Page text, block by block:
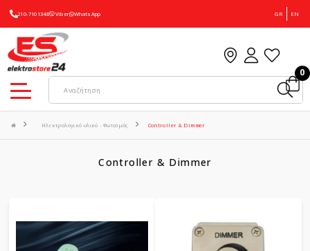
210-7101348 Viber WhatsApp GR EN
0
Ηλεκτρολογικό υλικό - Φωτισμός Controller & Dimmer
Controller & Dimmer